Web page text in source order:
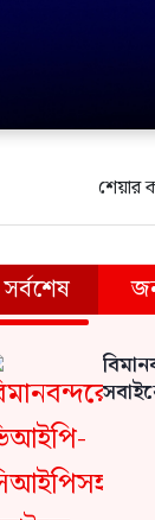
শেয়ার
সর্বশেষ